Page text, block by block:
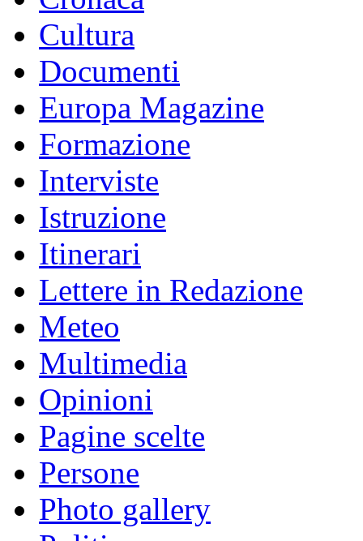
Cultura
Documenti
Europa Magazine
Formazione
Interviste
Istruzione
Itinerari
Lettere in Redazione
Meteo
Multimedia
Opinioni
Pagine scelte
Persone
Photo gallery